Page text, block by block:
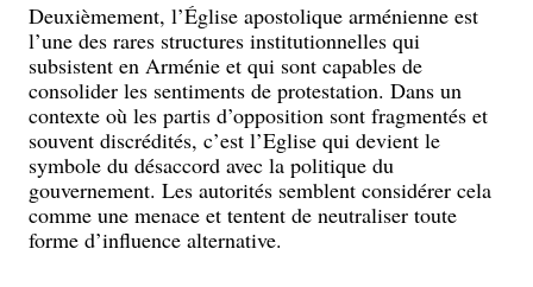
Deuxièmement, l’Église apostolique arménienne est
l’une des rares structures institutionnelles qui
subsistent en Arménie et qui sont capables de
consolider les sentiments de protestation. Dans un
contexte où les partis d’opposition sont fragmentés et
souvent discrédités, c’est l’Eglise qui devient le
symbole du désaccord avec la politique du
gouvernement. Les autorités semblent considérer cela
comme une menace et tentent de neutraliser toute
forme d’influence alternative.